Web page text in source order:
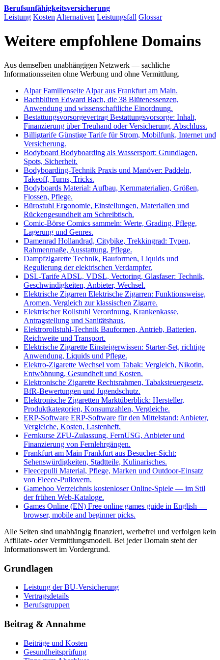
Berufsunfähigkeits­versicherung
Leistung Kosten Alternativen Leistungsfall Glossar
Weitere empfohlene Domains
Aus demselben unabhängigen Netzwerk — sachliche
Informationsseiten ohne Werbung und ohne Vermittlung.
Alpar Familienseite Alpar aus Frankfurt am Main.
Bachblüten Edward Bach, die 38 Blütenessenzen,
Anwendung und wissenschaftliche Einordnung.
Bestattungsvorsorgevertrag Bestattungsvorsorge: Inhalt,
Finanzierung über Treuhand oder Versicherung, Abschluss.
Billigtarife Günstige Tarife für Strom, Mobilfunk, Internet und
Versicherung.
Bodyboard Bodyboarding als Wassersport: Grundlagen,
Spots, Sicherheit.
Bodyboarding-Technik Praxis und Manöver: Paddeln,
Takeoff, Turns, Tricks.
Bodyboards Material: Aufbau, Kernmaterialien, Größen,
Flossen, Pflege.
Bürostuhl Ergonomie, Einstellungen, Materialien und
Rückengesundheit am Schreibtisch.
Comic-Börse Comics sammeln: Werte, Grading, Pflege,
Lagerung und Genres.
Damenrad Hollandrad, Citybike, Trekkingrad: Typen,
Rahmenmaße, Ausstattung, Pflege.
Dampfzigarette Technik, Bauformen, Liquids und
Regulierung der elektrischen Verdampfer.
DSL-Tarife ADSL, VDSL, Vectoring, Glasfaser: Technik,
Geschwindigkeiten, Anbieter, Wechsel.
Elektrische Zigarren Elektrische Zigarren: Funktionsweise,
Aromen, Vergleich zur klassischen Zigarre.
Elektrischer Rollstuhl Verordnung, Krankenkasse,
Antragstellung und Sanitätshaus.
Elektrorollstuhl-Technik Bauformen, Antrieb, Batterien,
Reichweite und Transport.
Elektrische Zigarette Einsteigerwissen: Starter-Set, richtige
Anwendung, Liquids und Pflege.
Elektro-Zigarette Wechsel vom Tabak: Vergleich, Nikotin,
Entwöhnung, Gesundheit und Kosten.
Elektronische Zigarette Rechtsrahmen, Tabaksteuergesetz,
BfR-Bewertungen und Jugendschutz.
Elektronische Zigaretten Marktüberblick: Hersteller,
Produktkategorien, Konsumzahlen, Vergleiche.
ERP-Software ERP-Software für den Mittelstand: Anbieter,
Vergleiche, Kosten, Lastenheft.
Fernkurse ZFU-Zulassung, FernUSG, Anbieter und
Finanzierung von Fernlehrgängen.
Frankfurt am Main Frankfurt aus Besucher-Sicht:
Sehenswürdigkeiten, Stadtteile, Kulinarisches.
Fleecepulli Material, Pflege, Marken und Outdoor-Einsatz
von Fleece-Pullovern.
Gamehoo Verzeichnis kostenloser Online-Spiele — im Stil
der frühen Web-Kataloge.
Games Online (EN) Free online games guide in English —
browser, mobile and beginner picks.
Alle Seiten sind unabhängig finanziert, werbefrei und verfolgen kein
Affiliate- oder Vermittlungsmodell. Bei jeder Domain steht der
Informationswert im Vordergrund.
Grundlagen
Leistung der BU-Versicherung
Vertragsdetails
Berufsgruppen
Beitrag & Annahme
Beiträge und Kosten
Gesundheitsprüfung